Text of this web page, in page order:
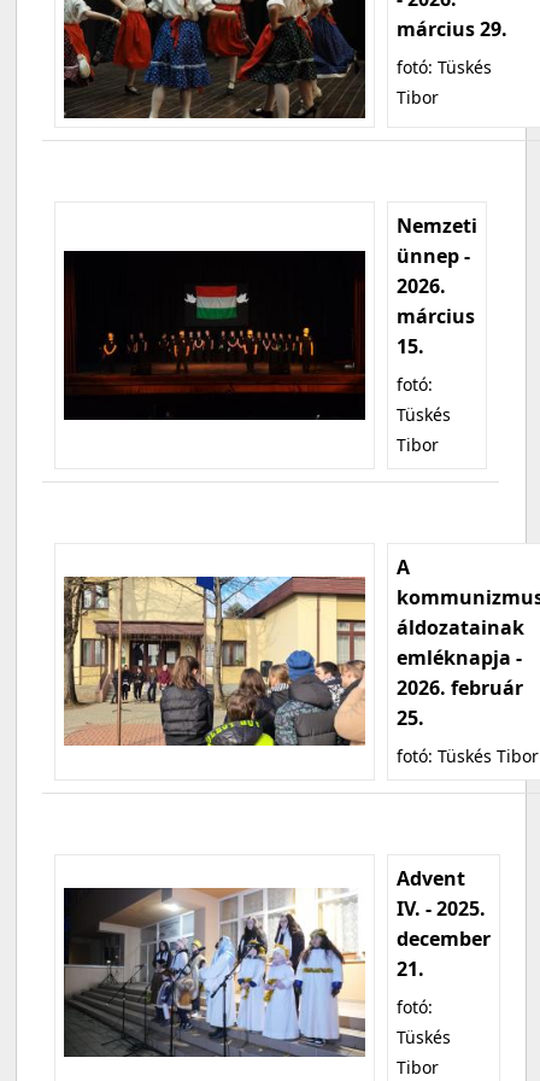
március 29.
fotó: Tüskés
Tibor
Nemzeti
ünnep -
2026.
március
15.
fotó:
Tüskés
Tibor
A
áldozatainak
emléknapja -
2026. február
25.
fotó: Tüskés Tibor
Advent
IV. - 2025.
december
21.
fotó:
Tüskés
Tibor